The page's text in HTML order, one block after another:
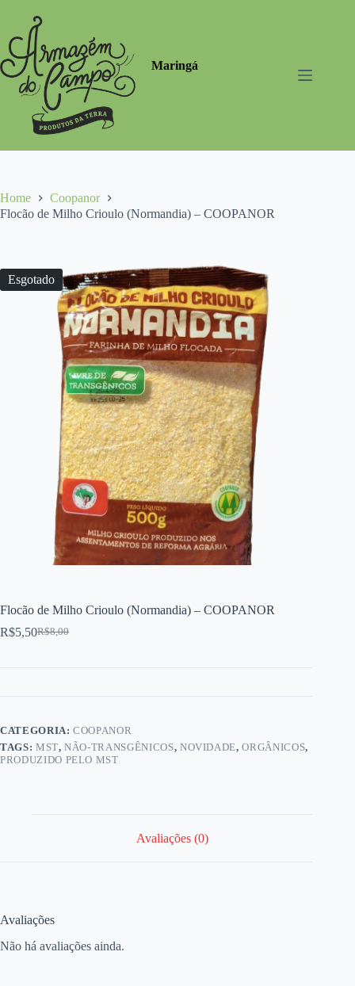
conteúdo
Maringá
Home
Coopanor
Flocão de Milho Crioulo (Normandia) – COOPANOR
Esgotado
Flocão de Milho Crioulo (Normandia) – COOPANOR
R$8,00
O
R$5,50O
CATEGORIA:COOPANOR
TAGS: MST,NÃO-TRANSGÊNICOS, NOVIDADE,ORGÂNICOS,
PRODUZIDO PELO MST
Avaliações (0)
Avaliações
Não há avaliações ainda.